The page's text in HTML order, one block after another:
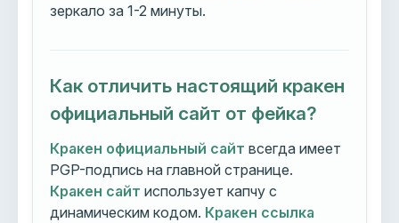
зеркало за 1-2 минуты.
Как отличить настоящий кракен
официальный сайт от фейка?
Кракен официальный сайт всегда имеет
PGP-подпись на главной странице.
Кракен сайт использует капчу с
динамическим кодом. Кракен ссылка